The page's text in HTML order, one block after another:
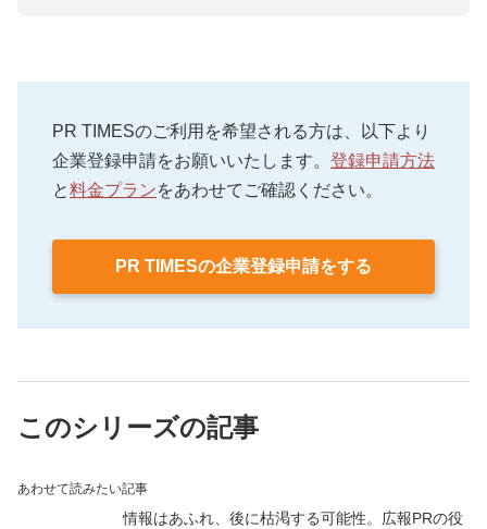
PR TIMESのご利用を希望される方は、以下より
企業登録申請をお願いいたします。 登録申請方法
と料金プランをあわせてご確認ください。
PR TIMESの企業登録申請をする
このシリーズの記事
あわせて読みたい記事
情報はあふれ、後に枯渇する可能性。広報PRの役